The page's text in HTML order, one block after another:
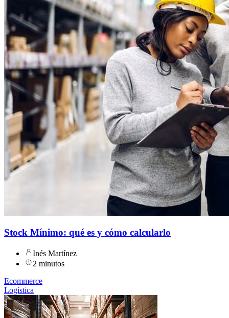
Stock Mínimo: qué es y cómo calcularlo
Inés Martínez
2 minutos
Ecommerce
Logística